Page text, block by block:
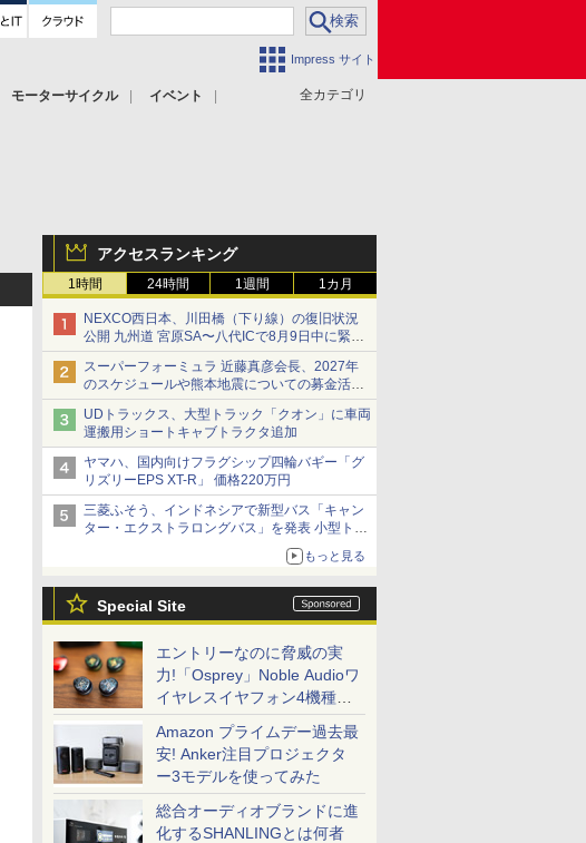
Impress サイト
全カテゴリ
モーターサイクル
イベント
アクセスランキング
1時間 24時間 1週間 1カ月
NEXCO西日本、川田橋（下り線）の復旧状況
公開 九州道 宮原SA〜八代ICで8月9日中に緊急
車両を通行可能に
スーパーフォーミュラ 近藤真彦会長、2027年
のスケジュールや熊本地震についての募金活動
を紹介
UDトラックス、大型トラック「クオン」に車両
運搬用ショートキャブトラクタ追加
ヤマハ、国内向けフラグシップ四輪バギー「グ
リズリーEPS XT-R」 価格220万円
三菱ふそう、インドネシアで新型バス「キャン
ター・エクストラロングバス」を発表 小型トラ
ックベースの観光・旅客輸送向けバス
もっと見る
Special Site
エントリーなのに脅威の実
力!「Osprey」Noble Audioワ
イヤレスイヤフォン4機種を
一気に聴く
Amazon プライムデー過去最
安! Anker注目プロジェクタ
ー3モデルを使ってみた
総合オーディオブランドに進
化するSHANLINGとは何者